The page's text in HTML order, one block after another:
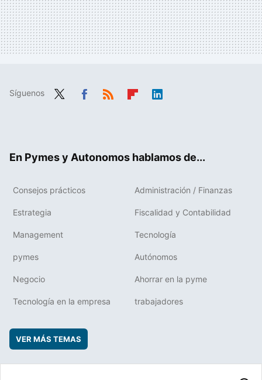
Síguenos
En Pymes y Autonomos hablamos de...
Consejos prácticos Administración / Finanzas
Estrategia Fiscalidad y Contabilidad
Management Tecnología
pymes Autónomos
Negocio Ahorrar en la pyme
Tecnología en la empresa trabajadores
VER MÁS TEMAS